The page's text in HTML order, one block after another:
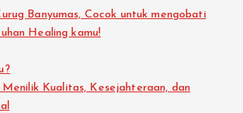
Banyumas, Cocok untuk mengobati
Healing kamu!
Kualitas, Kesejahteraan, dan